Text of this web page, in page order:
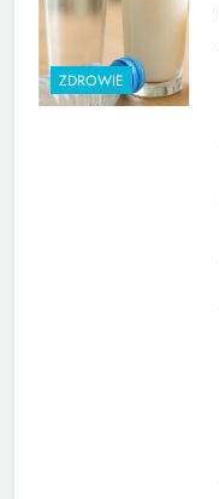
ZDROWIE